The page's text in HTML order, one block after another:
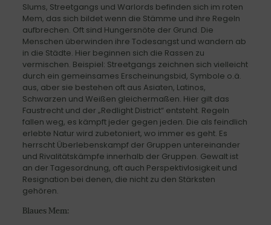
Slums, Streetgangs und Warlords befinden sich im roten
Mem, das sich bildet wenn die Stämme und ihre Regeln
aufbrechen. Oft sind Hungersnöte der Grund. Die
Menschen überwinden ihre Todesangst und wandern ab
in die Städte. Hier beginnen sich die Rassen zu
vermischen. Beispiel: Streetgangs zeichnen sich vielleicht
durch ein gemeinsames Erscheinungsbid, Symbole o.ä.
aus, aber sie bestehen oft aus Asiaten, Latinos,
Schwarzen und Weißen gleichermaßen. Hier gilt das
Faustrecht und der „Redlight District“ entsteht. Regeln
fallen weg, es kämpft jeder gegen jeden. Die als feindlich
erlebte Natur wird zubetoniert, wo immer es geht. Es
herrscht Überlebenskampf der Gruppen untereinander
und Rivalitätskämpfe innerhalb der Gruppen. Gewalt ist
an der Tagesordnung, oft auch Perspektivlosigkeit und
Resignation bei denen, die nicht zu den Stärksten
gehören.
Blaues Mem: